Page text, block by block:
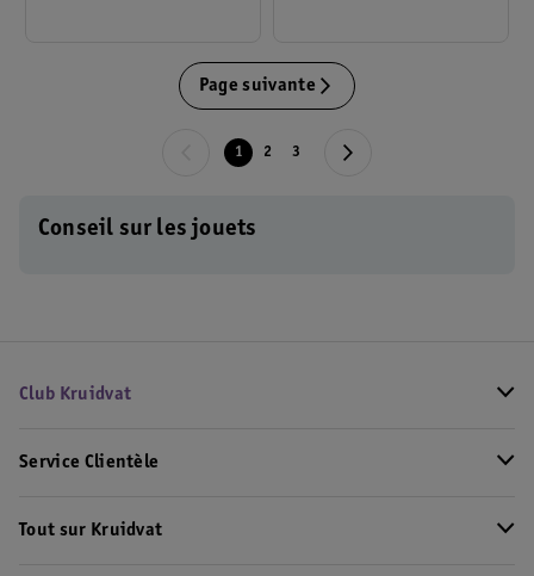
Page suivante
1 2 3
Conseil sur les jouets
Club Kruidvat
Service Clientèle
Tout sur Kruidvat